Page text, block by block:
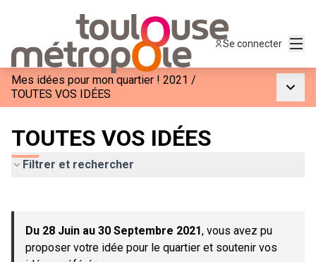
Se connecter
Mes idées pour mon quartier ! 2021 /
TOUTES VOS IDÉES
TOUTES VOS IDÉES
Filtrer et rechercher
−
Du 28 Juin au 30 Septembre 2021, vous avez pu
proposer votre idée pour le quartier et soutenir vos